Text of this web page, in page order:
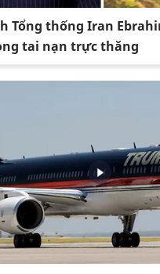
Tổng thống Iran
tai nạn trực thăng